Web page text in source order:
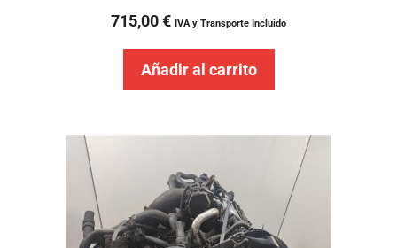
715,00€ IVA y Transporte Incluido
Añadir al carrito